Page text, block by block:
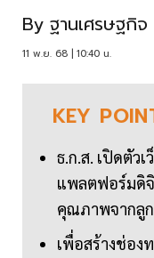
By ฐานเศรษฐกิจ
11 พ.ย. 68 | 10:40 น.
KEY
ธ.ก.ส. เปิดตัว
แพลตฟอร์มดิ
คุณภาพจากลูก
เพื่อสร้างช่อง